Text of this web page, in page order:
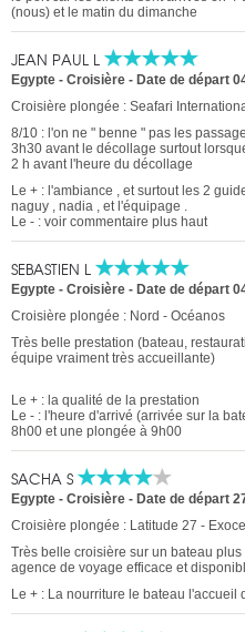
(nous) et le matin du dimanche
JEAN PAUL L
Egypte - Croisière - Date de départ
Croisière plongée : Seafari
8/10 : l'on ne " benne " pas les
3h30 avant le décollage surtout
2 h avant l'heure du décollage
Le + : l'ambiance , et surtout les 2
naguy , nadia , et l'équipage .
Le - : voir commentaire plus haut
SEBASTIEN L
Egypte - Croisière - Date de départ
Croisière plongée : Nord - Océanos
Très belle prestation (bateau,
équipe vraiment très accueillante)
Le + : la qualité de la prestation
Le - : l'heure d'arrivé (arrivée sur la
8h00 et une plongée à 9h00
SACHA S
Egypte - Croisière - Date de départ
Croisière plongée : Latitude 27 -
Très belle croisière sur un bateau
agence de voyage efficace et
Le + : La nourriture le bateau